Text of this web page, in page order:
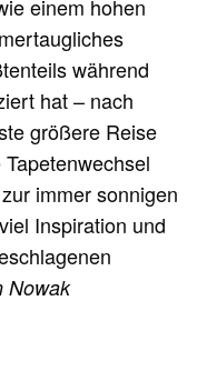
einem hohen
während
hat – nach
größere Reise
immer sonnigen
Inspiration und
Nowak